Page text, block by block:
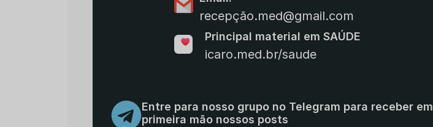
recepção.med@gmail.com
Principal material em SAÚDE
icaro.med.br/saude
Entre para nosso grupo no Telegram para receber em
primeira mão nossos posts